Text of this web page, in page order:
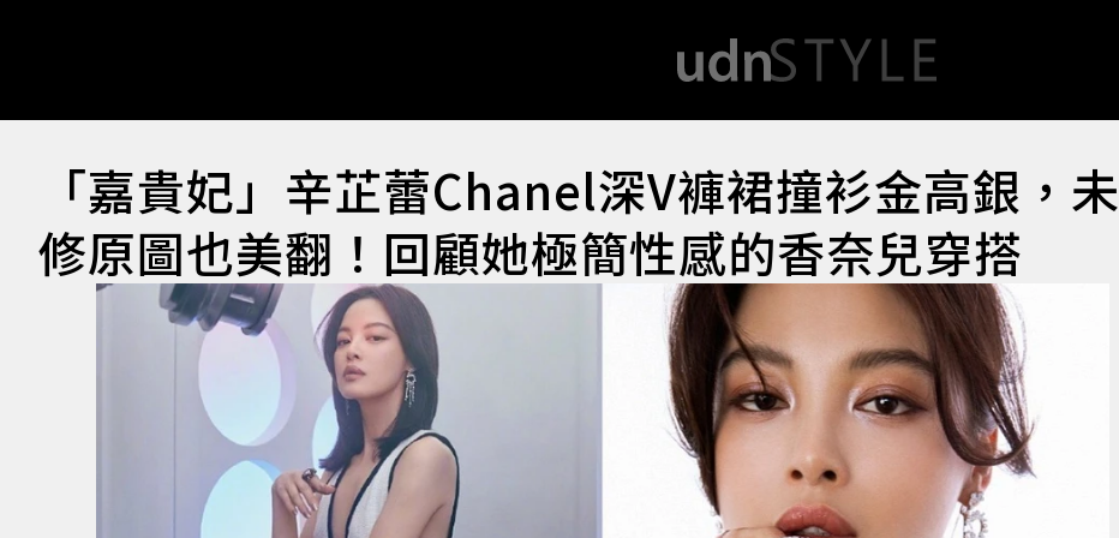
「嘉貴妃」辛芷蕾Chanel深V褲裙撞衫金高銀，未
修原圖也美翻！回顧她極簡性感的香奈兒穿搭